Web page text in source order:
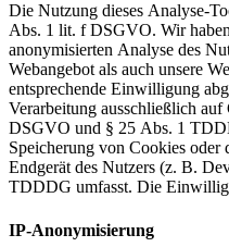
Die Nutzung dieses Analyse-
Abs. 1 lit. f DSGVO. Wir
anonymisierten Analyse des
Webangebot als auch unsere
entsprechende Einwilligung
Verarbeitung ausschließlich
DSGVO und § 25 Abs. 1
Speicherung von Cookies
Endgerät des Nutzers (z. B.
TDDDG umfasst. Die
IP-Anonymisierung